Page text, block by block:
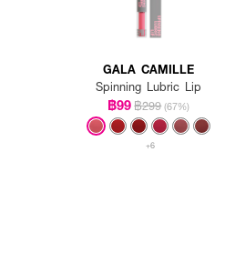
GALA CAMILLE
Spinning Lubric Lip
฿99฿299 (67%)
+6